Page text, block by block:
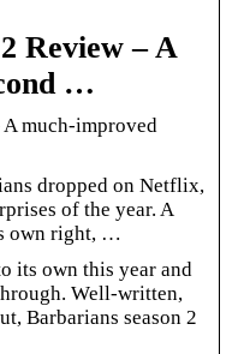
Review – A
…
A much-improved
dropped on Netflix,
of the year. A
own right, …
its own this year and
Well-written,
Barbarians season 2